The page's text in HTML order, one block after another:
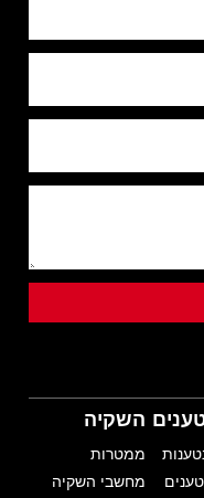
השקיה
ממטרות
מחשבי השקיה